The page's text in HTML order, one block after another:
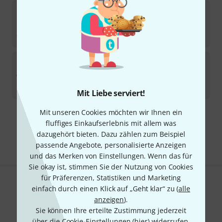
Mit Liebe serviert!
Mit unseren Cookies möchten wir Ihnen ein
fluffiges Einkaufserlebnis mit allem was
dazugehört bieten. Dazu zählen zum Beispiel
passende Angebote, personalisierte Anzeigen
und das Merken von Einstellungen. Wenn das für
Sie okay ist, stimmen Sie der Nutzung von Cookies
für Präferenzen, Statistiken und Marketing
einfach durch einen Klick auf „Geht klar“ zu (alle
anzeigen).
Sie können Ihre erteilte Zustimmung jederzeit
Fischer Amps CI R-4A-NS
Sofort lieferbar
Fischer Amps DI.PRO
1
Kostenloser Versand ab 29 €
Alle Preise inkl. MwSt.
Gefällt Ihnen, was Sie sehen?
Teilen Hilfe & Feedback